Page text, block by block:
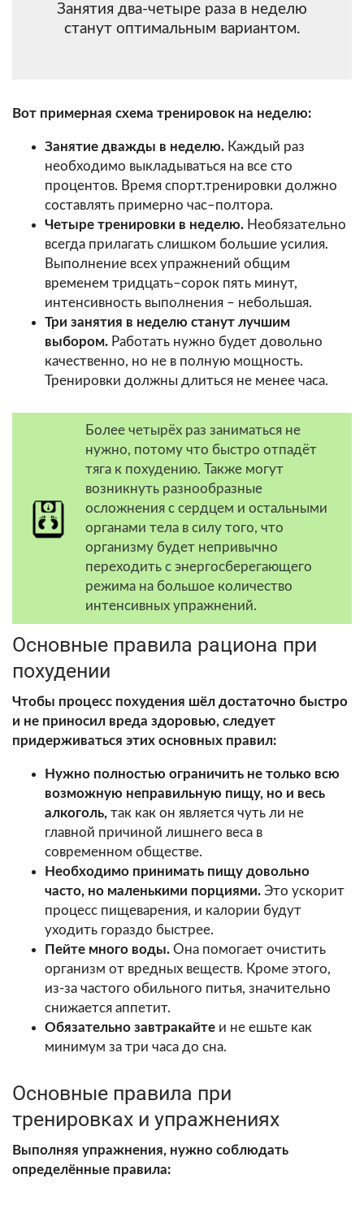
Занятия два-четыре раза в неделю
станут оптимальным вариантом.
Вот примерная схема тренировок на неделю:
Занятие дважды в неделю. Каждый раз
необходимо выкладываться на все сто
процентов. Время спорт.тренировки должно
составлять примерно час–полтора.
Четыре тренировки в неделю. Необязательно
всегда прилагать слишком большие усилия.
Выполнение всех упражнений общим
временем тридцать–сорок пять минут,
интенсивность выполнения – небольшая.
Три занятия в неделю станут лучшим
выбором. Работать нужно будет довольно
качественно, но не в полную мощность.
Тренировки должны длиться не менее часа.
Более четырёх раз заниматься не
нужно, потому что быстро отпадёт
тяга к похудению. Также могут
возникнуть разнообразные
осложнения с сердцем и остальными
органами тела в силу того, что
организму будет непривычно
переходить с энергосберегающего
режима на большое количество
интенсивных упражнений.
Основные правила рациона при
похудении
Чтобы процесс похудения шёл достаточно быстро
и не приносил вреда здоровью, следует
придерживаться этих основных правил:
Нужно полностью ограничить не только всю
возможную неправильную пищу, но и весь
алкоголь, так как он является чуть ли не
главной причиной лишнего веса в
современном обществе.
Необходимо принимать пищу довольно
часто, но маленькими порциями. Это ускорит
процесс пищеварения, и калории будут
уходить гораздо быстрее.
Пейте много воды. Она помогает очистить
организм от вредных веществ. Кроме этого,
из-за частого обильного питья, значительно
снижается аппетит.
Обязательно завтракайте и не ешьте как
минимум за три часа до сна.
Основные правила при
тренировках и упражнениях
Выполняя упражнения, нужно соблюдать
определённые правила: